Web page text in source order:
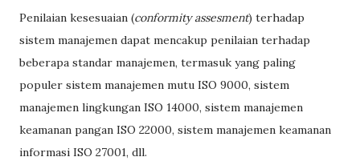
Penilaian kesesuaian (conformity assesment) terhadap
sistem manajemen dapat mencakup penilaian terhadap
beberapa standar manajemen, termasuk yang paling
populer sistem manajemen mutu ISO 9000, sistem
manajemen lingkungan ISO 14000, sistem manajemen
keamanan pangan ISO 22000, sistem manajemen keamanan
informasi ISO 27001, dll.